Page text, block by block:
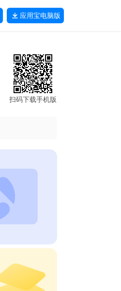
应用宝电脑版
扫码下载手机版